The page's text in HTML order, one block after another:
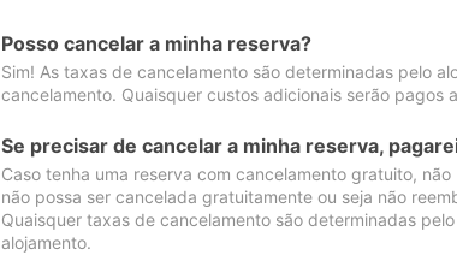
Posso cancelar a minha reserva?
Sim! As taxas de cancelamento são determinadas pelo
cancelamento. Quaisquer custos adicionais serão pagos
Se precisar de cancelar a minha reserva,
Caso tenha uma reserva com cancelamento gratuito,
não possa ser cancelada gratuitamente ou seja não
Quaisquer taxas de cancelamento são determinadas
alojamento.